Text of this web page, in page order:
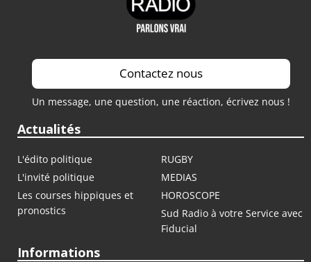
Contactez nous
Un message, une question, une réaction, écrivez nous !
Actualités
L'édito politique
RUGBY
L'invité politique
MEDIAS
Les courses hippiques et
pronostics
HOROSCOPE
Sud Radio à votre Service avec
Fiducial
Informations